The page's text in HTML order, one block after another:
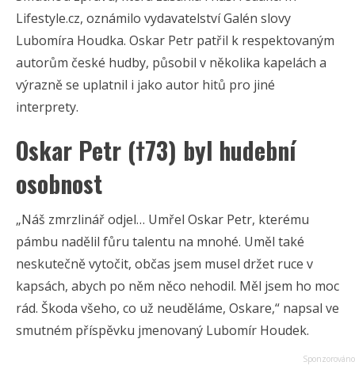
Lifestyle.cz, oznámilo vydavatelství Galén slovy
Lubomíra Houdka. Oskar Petr patřil k respektovaným
autorům české hudby, působil v několika kapelách a
výrazně se uplatnil i jako autor hitů pro jiné
interprety.
Oskar Petr (†73) byl hudební
osobnost
„Náš zmrzlinář odjel… Umřel Oskar Petr, kterému
pámbu nadělil fůru talentu na mnohé. Uměl také
neskutečně vytočit, občas jsem musel držet ruce v
kapsách, abych po něm něco nehodil. Měl jsem ho moc
rád. Škoda všeho, co už neuděláme, Oskare,“ napsal ve
smutném příspěvku jmenovaný Lubomír Houdek.